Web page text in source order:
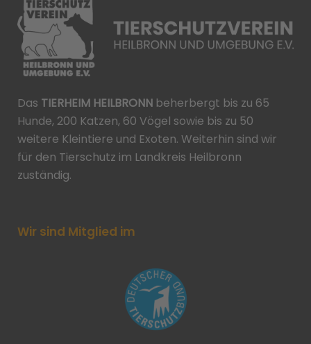
Das TIERHEIM HEILBRONN beherbergt bis zu 65
Hunde, 200 Katzen, 60 Vögel sowie bis zu 50
weitere Kleintiere und Exoten. Weiterhin sind wir
für den Tierschutz im Landkreis Heilbronn
zuständig.
Wir sind Mitglied im